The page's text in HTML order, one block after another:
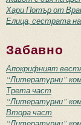
Хари Потър от
Елица, сестрата
Забавно
Апокрифният
“Литературни”
Трета част
“Литературни”
Втора част